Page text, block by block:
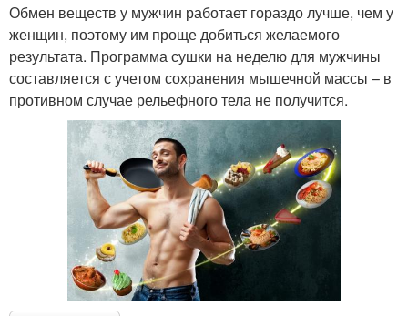
Обмен веществ у мужчин работает гораздо лучше, чем у
женщин, поэтому им проще добиться желаемого
результата. Программа сушки на неделю для мужчины
составляется с учетом сохранения мышечной массы – в
противном случае рельефного тела не получится.